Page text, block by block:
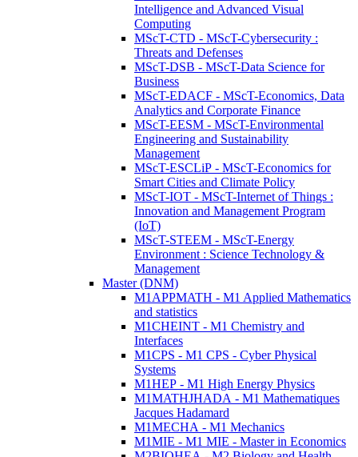
Intelligence and Advanced Visual
Computing
MScT-CTD - MScT-Cybersecurity :
Threats and Defenses
MScT-DSB - MScT-Data Science for
Business
MScT-EDACF - MScT-Economics, Data
Analytics and Corporate Finance
MScT-EESM - MScT-Environmental
Engineering and Sustainability
Management
MScT-ESCLiP - MScT-Economics for
Smart Cities and Climate Policy
MScT-IOT - MScT-Internet of Things :
Innovation and Management Program
(IoT)
MScT-STEEM - MScT-Energy
Environment : Science Technology &
Management
Master (DNM)
M1APPMATH - M1 Applied Mathematics
and statistics
M1CHEINT - M1 Chemistry and
Interfaces
M1CPS - M1 CPS - Cyber Physical
Systems
M1HEP - M1 High Energy Physics
M1MATHJHADA - M1 Mathematiques
Jacques Hadamard
M1MECHA - M1 Mechanics
M1MIE - M1 MIE - Master in Economics